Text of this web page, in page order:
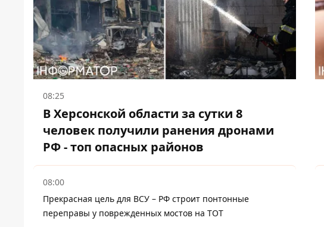
08:25
В Херсонской области за сутки 8
человек получили ранения дронами
РФ - топ опасных районов
08:00
Прекрасная цель для ВСУ – РФ строит понтонные
переправы у поврежденных мостов на ТОТ